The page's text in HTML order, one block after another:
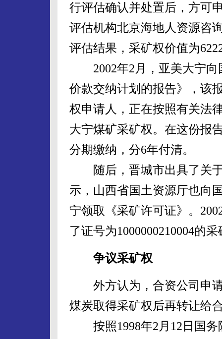
行评估确认并处置后，方可
评估机构北京海地人资源咨
评估结果，采矿权价值为
2002年2月，亚美大宁向
价款交纳计划的报告》，该
权申请人，正在按照有关法
大宁煤矿采矿权。在这份报
分期缴纳，分6年付清。
随后，晋城市出具了关于
示，山西省国土资源厅也向
宁领取《采矿许可证》。
了证号为1000000210004的
争议采矿权
外方认为，合资公司申请
煤炭取得采矿权后再转让给
按照1998年2月12日国务